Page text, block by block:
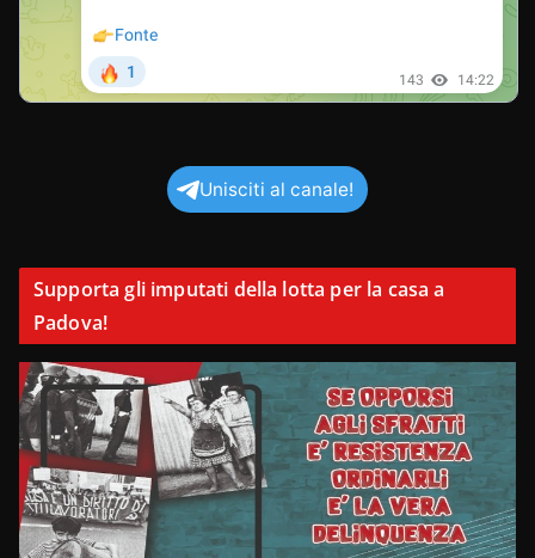
Unisciti al canale!
Supporta gli imputati della lotta per la casa a
Padova!